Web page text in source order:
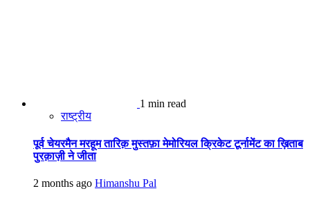
1 min read
राष्ट्रीय
पूर्व चेयरमैन मरहूम तारिक़ मुस्तफ़ा मेमोरियल क्रिकेट टूर्नामेंट का ख़िताब
पुरक़ाज़ी ने जीता
2 months ago Himanshu Pal